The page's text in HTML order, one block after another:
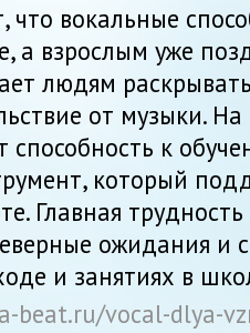
что вокальные
а взрослым уже
людям
от музыки.
способность к
который
Главная
ожидания и
и занятиях в
beat.ru/vocal-dlya-